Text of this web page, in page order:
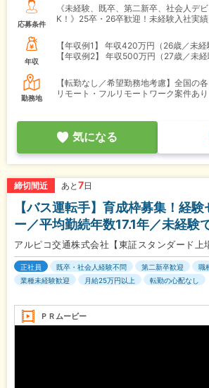
応募条件
《未経験、既卒、第二新卒、社会人デ
K！》25卒・26卒歓迎！未経験入社実
年収
【年収例1】
年収420万円（26歳／未経
【年収例2】
年収500万円（27歳／未経
勤務地
【転勤なし／希望勤務地考慮】全国の
リモート・フルリモートワーク案件あり
気になる
締切間近 あと 7日
【バス運転手】育成枠募集！経
ー／平均勤続年数17.1年／未経験
アルピコ交通株式会社【東証スタンダード上
正社員 既卒・社会人経験不問 第二新卒歓迎
職
業種未経験歓迎
月給25万円以上 転勤の心配なし
ＰＲムービー